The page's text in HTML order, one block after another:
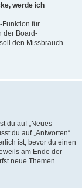
werde ich
Funktion für
der Board-
den Missbrauch
du auf „Neues
du auf „Antworten“
ist, bevor du einen
am Ende der
neue Themen